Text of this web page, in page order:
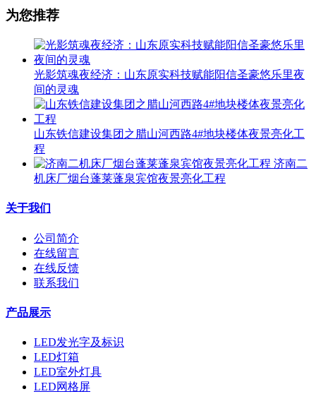
为您推荐
光影筑魂夜经济：山东原实科技赋能阳信圣豪悠乐里夜
间的灵魂
山东铁信建设集团之腊山河西路4#地块楼体夜景亮化工
程
济南二
机床厂烟台蓬莱蓬泉宾馆夜景亮化工程
关于我们
公司简介
在线留言
在线反馈
联系我们
产品展示
LED发光字及标识
LED灯箱
LED室外灯具
LED网格屏